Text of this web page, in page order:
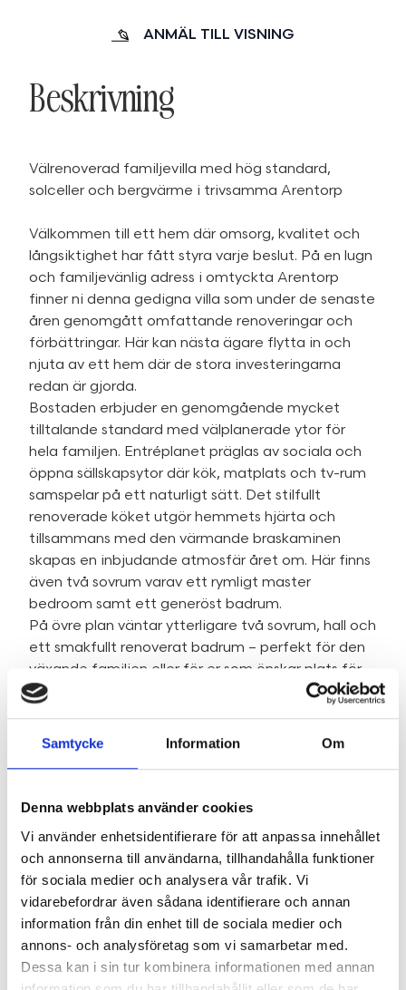
Samtycke Information Om
Denna webbplats använder cookies
Vi använder enhetsidentifierare för att anpassa innehållet
och annonserna till användarna, tillhandahålla funktioner
för sociala medier och analysera vår trafik. Vi
vidarebefordrar även sådana identifierare och annan
information från din enhet till de sociala medier och
annons- och analysföretag som vi samarbetar med.
Dessa kan i sin tur kombinera informationen med annan
ANMÄL TILL VISNING
Beskrivning
Välrenoverad familjevilla med hög standard,
solceller och bergvärme i trivsamma Arentorp
Välkommen till ett hem där omsorg, kvalitet och
långsiktighet har fått styra varje beslut. På en lugn
och familjevänlig adress i omtyckta Arentorp
finner ni denna gedigna villa som under de senaste
åren genomgått omfattande renoveringar och
förbättringar. Här kan nästa ägare flytta in och
njuta av ett hem där de stora investeringarna
redan är gjorda.
Bostaden erbjuder en genomgående mycket
tilltalande standard med välplanerade ytor för
hela familjen. Entréplanet präglas av sociala och
öppna sällskapsytor där kök, matplats och tv-rum
samspelar på ett naturligt sätt. Det stilfullt
renoverade köket utgör hemmets hjärta och
tillsammans med den värmande braskaminen
skapas en inbjudande atmosfär året om. Här finns
även två sovrum varav ett rymligt master
bedroom samt ett generöst badrum.
På övre plan väntar ytterligare två sovrum, hall och
ett smakfullt renoverat badrum – perfekt för den
växande familjen eller för er som önskar plats för
både gäster och hemmakontor.
tvättstuga, bergvärmeanläggning och mycket
flera uteplatser som låter er följa solen från
uteplatserna skapar fantastiska miljöer för både
avkoppling och sociala tillställningar under årets
varmare månader.
Fastigheten har löpande moderniserats av
fackmän och erbjuder bland annat renoverat tak,
bergvärme, helrenoverat kök, uppdaterade
våtrum, tillbyggnad med extra bostadsyta samt